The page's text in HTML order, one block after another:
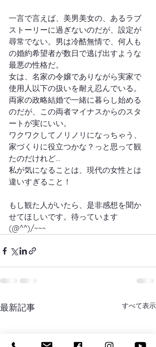
一言で言えば、美男美女の、あるラブ
ストーリーに過ぎないのだが、設定が
尋常でない。男は冷酷無情で、何人も
の婚約希望者が数日で逃げ出すような
最悪の性格だ。
女は、名家の令嬢でありながら実家で
使用人以下の扱いを耐え忍んでいる。
両家の政略結婚で一緒に暮らし始める
のだが、この両者マイナスからのスタ
ートが実にいい。
ワクワクしてノリノリになっちゃう、
家づくりに役立つかな？っと思って観
たのだけれど…
私が気になることは、現代の女性とは
違いすぎること！
もし観た人がいたら、是非感想を聞か
せてほしいです。待っています
(@^^)/~~~
最新記事 すべて表示